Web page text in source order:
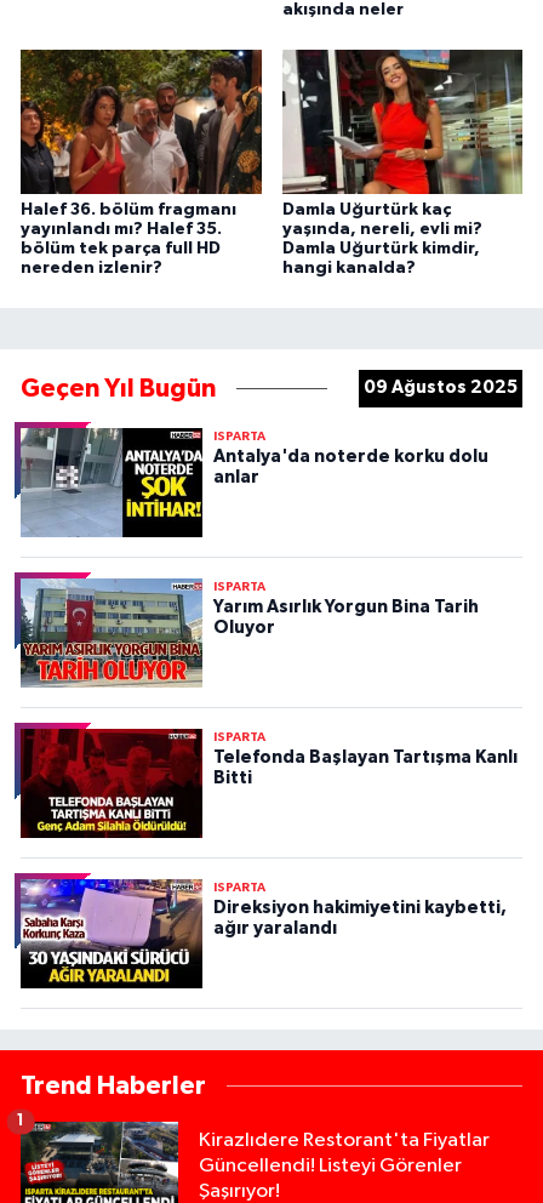
akışında neler
Halef 36. bölüm fragmanı
yayınlandı mı? Halef 35.
bölüm tek parça full HD
nereden izlenir?
Damla Uğurtürk kaç
yaşında, nereli, evli mi?
Damla Uğurtürk kimdir,
hangi kanalda?
Geçen Yıl Bugün 09 Ağustos 2025
ISPARTA
Antalya'da noterde korku dolu
anlar
ISPARTA
Yarım Asırlık Yorgun Bina Tarih
Oluyor
ISPARTA
Telefonda Başlayan Tartışma Kanlı
Bitti
ISPARTA
Direksiyon hakimiyetini kaybetti,
ağır yaralandı
Trend Haberler
Kirazlıdere Restorant'ta Fiyatlar
Güncellendi! Listeyi Görenler
Şaşırıyor!
1